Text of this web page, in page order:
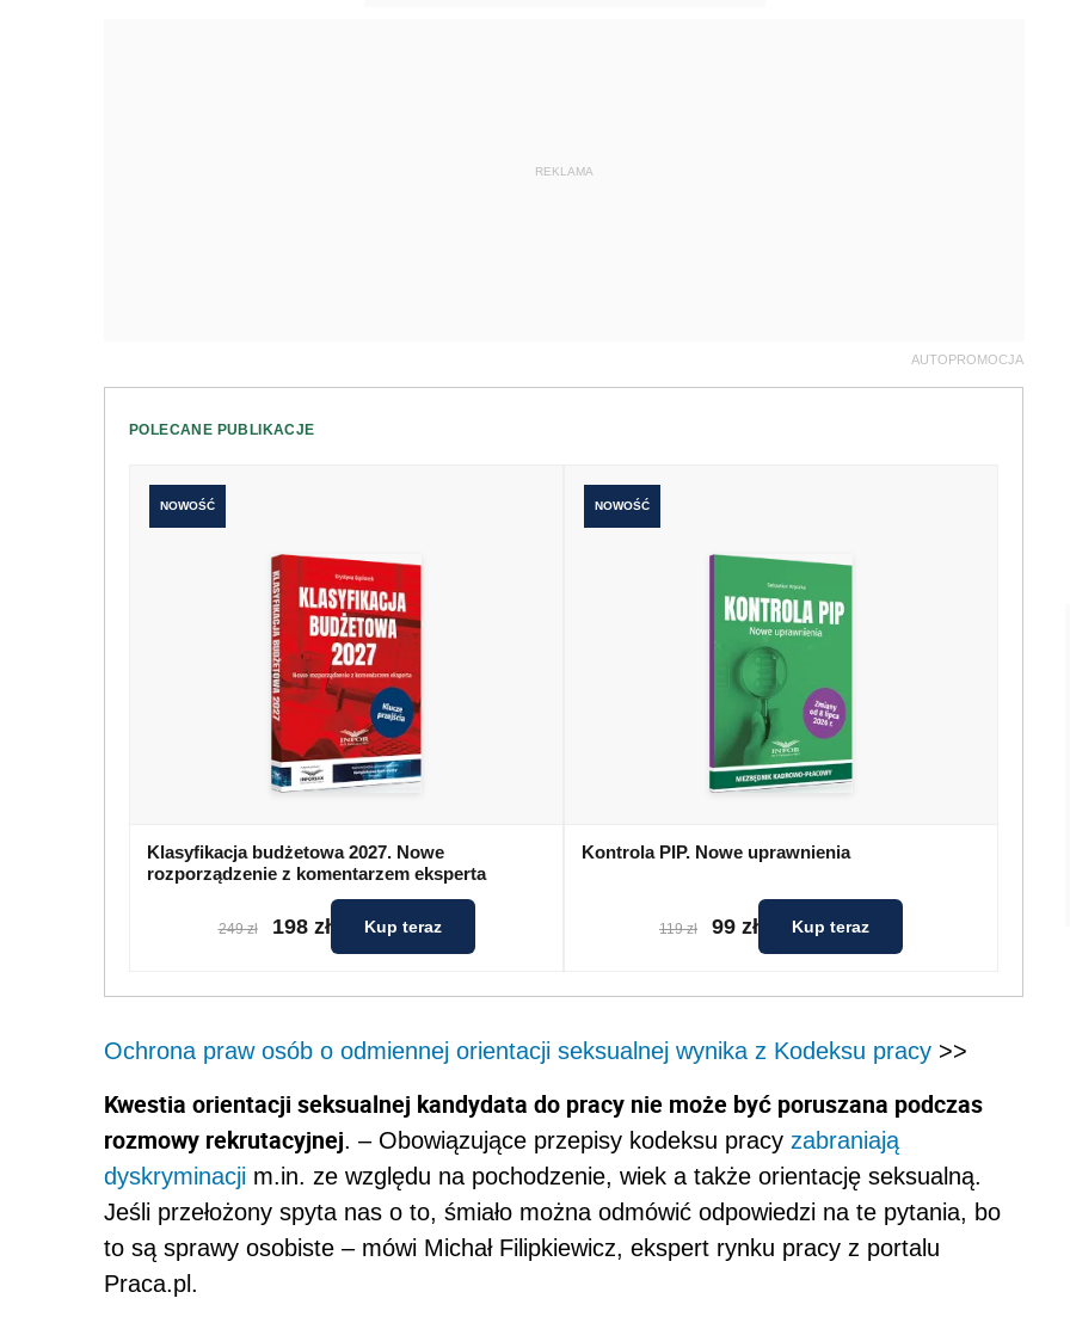
REKLAMA
AUTOPROMOCJA
POLECANE PUBLIKACJE
NOWOŚĆ
Klasyfikacja budżetowa 2027. Nowe
rozporządzenie z komentarzem eksperta
249 zł 198 zł Kup teraz
NOWOŚĆ
Kontrola PIP. Nowe uprawnienia
119 zł 99 zł Kup teraz
Ochrona praw osób o odmiennej orientacji seksualnej wynika z Kodeksu pracy >>
Kwestia orientacji seksualnej kandydata do pracy nie może być poruszana podczas
rozmowy rekrutacyjnej. – Obowiązujące przepisy kodeksu pracy zabraniają
dyskryminacji m.in. ze względu na pochodzenie, wiek a także orientację seksualną.
Jeśli przełożony spyta nas o to, śmiało można odmówić odpowiedzi na te pytania, bo
to są sprawy osobiste – mówi Michał Filipkiewicz, ekspert rynku pracy z portalu
Praca.pl.